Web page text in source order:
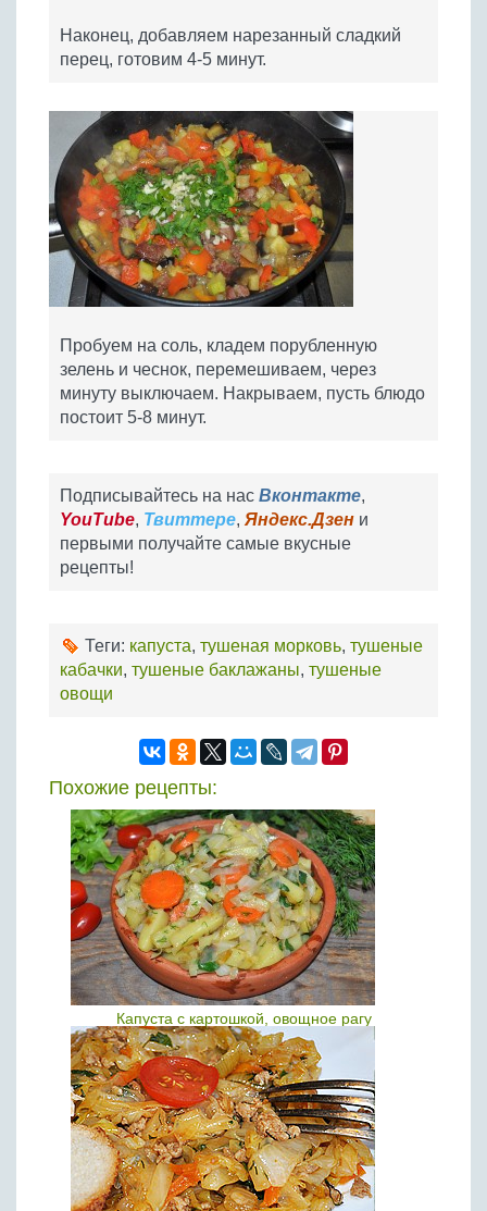
Наконец, добавляем нарезанный сладкий
перец, готовим 4-5 минут.
Пробуем на соль, кладем порубленную
зелень и чеснок, перемешиваем, через
минуту выключаем. Накрываем, пусть блюдо
постоит 5-8 минут.
Подписывайтесь на нас Вконтакте,
YouTube, Твиттере, Яндекс.Дзен и
первыми получайте самые вкусные
рецепты!
Теги: капуста, тушеная морковь, тушеные
кабачки, тушеные баклажаны, тушеные
овощи
Похожие рецепты:
Капуста с картошкой, овощное рагу